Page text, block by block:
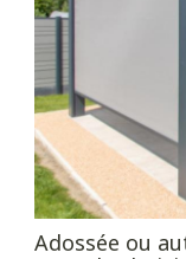
Adossée ou